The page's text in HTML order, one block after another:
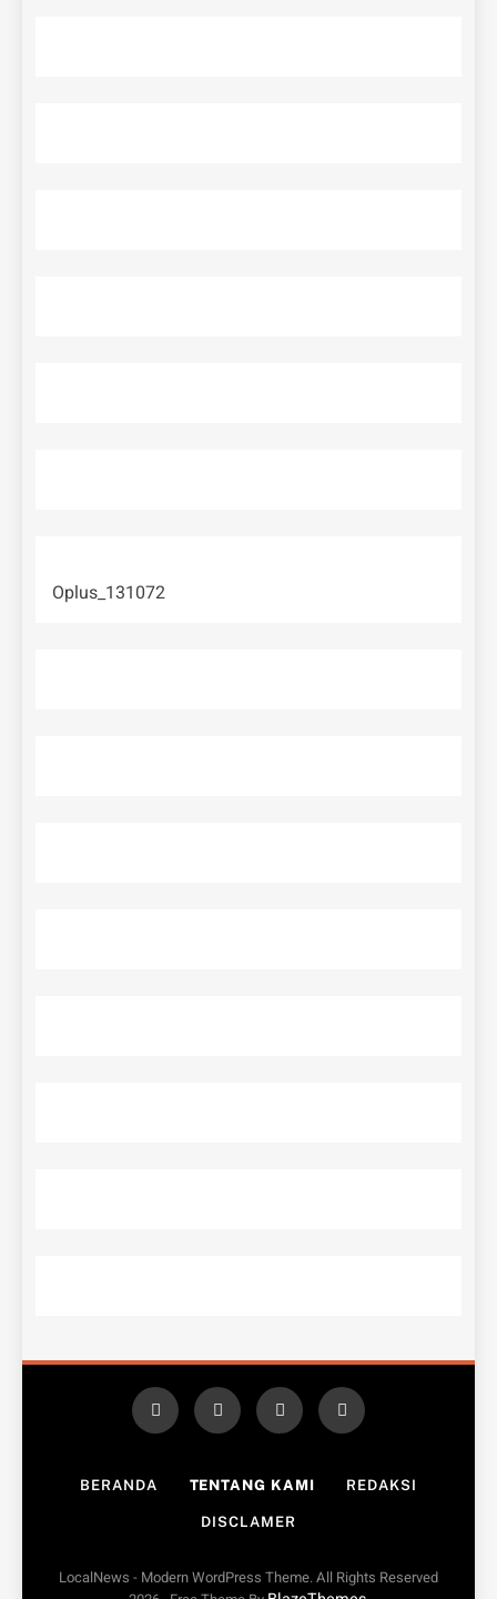
Oplus_131072
BERANDA TENTANG KAMI REDAKSI
DISCLAMER
LocalNews - Modern WordPress Theme. All Rights Reserved